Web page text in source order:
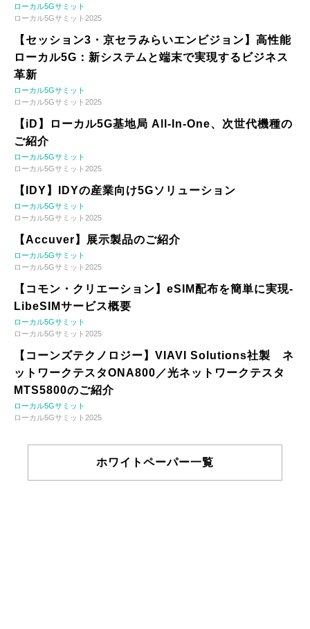
ローカル5Gサミット
ローカル5Gサミット2025
【セッション3・京セラみらいエンビジョン】高性能
ローカル5G：新システムと端末で実現するビジネス
革新
ローカル5Gサミット
ローカル5Gサミット2025
【iD】ローカル5G基地局 All-In-One、次世代機種の
ご紹介
ローカル5Gサミット
ローカル5Gサミット2025
【IDY】IDYの産業向け5Gソリューション
ローカル5Gサミット
ローカル5Gサミット2025
【Accuver】展示製品のご紹介
ローカル5Gサミット
ローカル5Gサミット2025
【コモン・クリエーション】eSIM配布を簡単に実現-
LibeSIMサービス概要
ローカル5Gサミット
ローカル5Gサミット2025
【コーンズテクノロジー】VIAVI Solutions社製 ネ
ットワークテスタONA800／光ネットワークテスタ
MTS5800のご紹介
ローカル5Gサミット
ローカル5Gサミット2025
ホワイトペーパー一覧